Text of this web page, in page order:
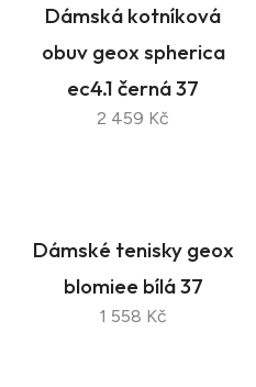
Dámská kotníková
obuv geox spherica
ec4.1 černá 37
2 459 Kč
Dámské tenisky geox
blomiee bílá 37
1 558 Kč